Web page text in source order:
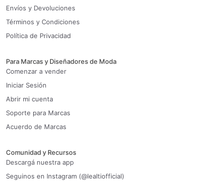
Envíos y Devoluciones
Términos y Condiciones
Política de Privacidad
Para Marcas y Diseñadores de Moda
Comenzar a vender
Iniciar Sesión
Abrir mi cuenta
Soporte para Marcas
Acuerdo de Marcas
Comunidad y Recursos
Descargá nuestra app
Seguinos en Instagram (@lealtiofficial)